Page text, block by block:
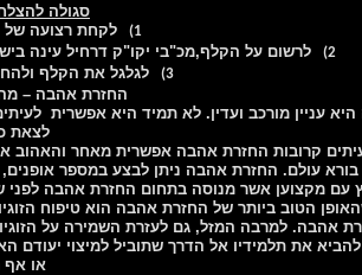
סגולה
1) לקחת רצועה של
2) לרשום על הקלף,מכ"בי יקו"ק דרחיל עינה
3)
לגלגל את הקלף
החזרת אהבה – מה
עניין מורכב ועדין. לא תמיד היא אפשרית
לצאת
קרובות החזרת אהבה אפשרית מאחר והאהוב
בורא עולם. החזרת אהבה ניתן לבצע במספר אופנים,
עם מקצוען אשר מנוסה בתחום החזרת אהבה לפני
הטוב ביותר של החזרת אהבה הוא טיפוח
אהבה. למרבה המזל, גם לעזרת השמירה על
את תלמידיו אל הדרך שתוביל למיצוי יעודם
או אף